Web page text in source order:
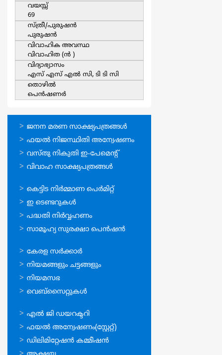
വയസ്സ്
69
സ്ത്രീ/പുരുഷന്‍
പുരുഷന്‍
വിവാഹിക അവസ്ഥ
വിവാഹിത (ന്‍ )
വിദ്യാഭ്യാസം
എസ് എസ് എല്‍ സി, ടി ടി സി
തൊഴില്‍
പെന്‍ഷണര്‍
ഓണ്‍ലൈന്‍
സേവനങ്ങള്‍
ജനന മരണ സാക്ഷ്യപത്രങ്ങള്‍
ഫയല്‍ നിജസ്ഥിതി അന്വേഷണം
വസ്തു നികുതി ഇ-പേമെന്റ്
വിവാഹ സാക്ഷ്യപത്രങ്ങള്‍
ഓണ്‍ലൈന്‍
സേവനങ്ങള്‍
കെട്ടിട നിര്‍മ്മാണ പെര്‍മിറ്റ്‌
ഇ ടെണ്ടറുകള്‍
പദ്ധതി നിര്‍വ്വഹണം
സാമൂഹ്യ സുരക്ഷാ പെന്‍ഷന്‍
ഉപയോഗപ്രദമായ
കണ്ണികള്‍
കേരള സര്‍ക്കാര്‍
നിയമങ്ങളും ചട്ടങ്ങളും
നിയമസഭ
വെബ്സൈറ്റുകള്‍
ഉപയോഗപ്രദമായ
കണ്ണികള്‍
എല്‍ ജി ഡയറക്ടറി
ഫയല്‍ അന്വേഷണം(സ്റ്റേറ്റ്)
ഡിലിമിറ്റേഷന്‍ കമ്മീഷന്‍